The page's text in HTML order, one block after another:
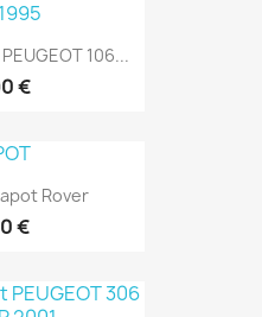
106...
€
Rover
€